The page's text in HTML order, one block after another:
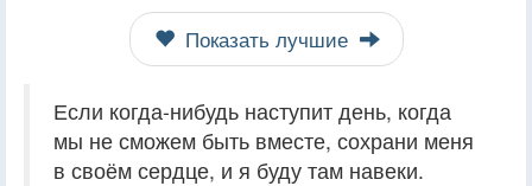
Показать лучшие
Если когда-нибудь наступит день, когда
мы не сможем быть вместе, сохрани меня
в своём сердце, и я буду там навеки.